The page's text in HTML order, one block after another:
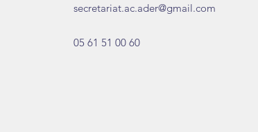
secretariat.ac.ader@gmail.com
05 61 51 00 60